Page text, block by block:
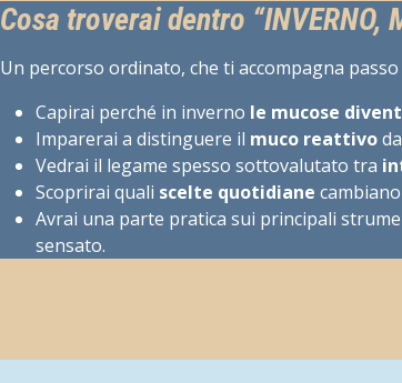
Cosa troverai dentro “INVERNO,
Un percorso ordinato, che ti accompagna
Capirai perché in inverno le mucose
Imparerai a distinguere il muco reattivo
Vedrai il legame spesso sottovalutato tra
Scoprirai quali scelte quotidiane
Avrai una parte pratica sui principali
sensato.